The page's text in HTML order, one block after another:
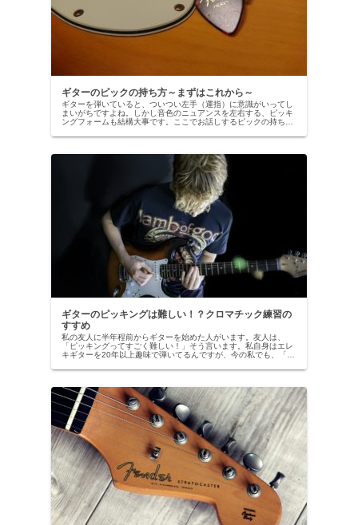
ギターのピックの持ち方～まずはこれから～
ギターを弾いていると、ついつい左手（運指）に意識がいってし
まいがちですよね。しかし音色のニュアンスを左右する、ピッキ
ングフォームも結構大事です。ここでお話しするピックの持ち方
バリエー...
ギターのピッキングは難しい！？クロマチック練習の
すすめ
私の友人に半年程前からギターを始めた人がいます。友人は、
「ピッキングってすごく難しい！」そう言います。私自身はエレ
キギターを20年以上趣味で弾いてるんですが、今の私でも、「ピ
と、私が...